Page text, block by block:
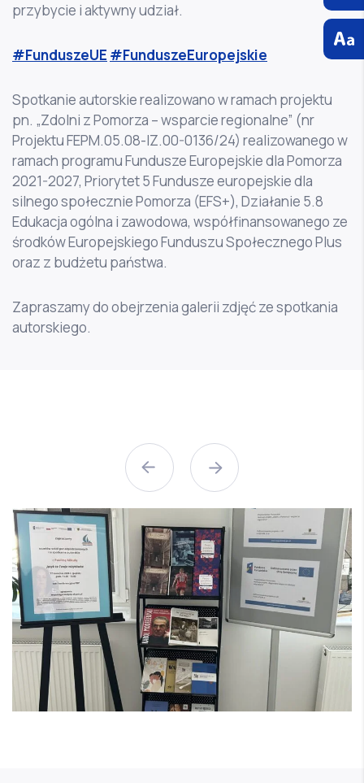
przybycie i aktywny udział.
#FunduszeUE #FunduszeEuropejskie
Spotkanie autorskie realizowano w ramach projektu
pn. „Zdolni z Pomorza – wsparcie regionalne” (nr
Projektu FEPM.05.08-IZ.00-0136/24) realizowanego w
ramach programu Fundusze Europejskie dla Pomorza
2021-2027, Priorytet 5 Fundusze europejskie dla
silnego społecznie Pomorza (EFS+), Działanie 5.8
Edukacja ogólna i zawodowa, współfinansowanego ze
środków Europejskiego Funduszu Społecznego Plus
oraz z budżetu państwa.
Zapraszamy do obejrzenia galerii zdjęć ze spotkania
autorskiego.